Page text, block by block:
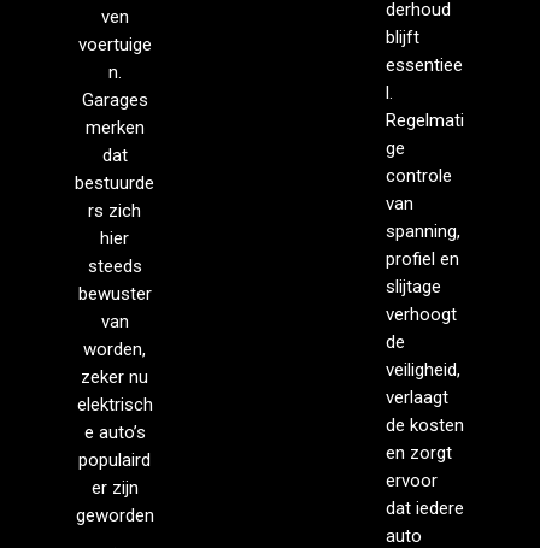
ven
voertuige
n.
Garages
merken
dat
bestuurde
rs zich
hier
steeds
bewuster
van
worden,
zeker nu
elektrisch
e auto’s
populaird
er zijn
geworden
derhoud
blijft
essentiee
l.
Regelmati
ge
controle
van
spanning,
profiel en
slijtage
verhoogt
de
veiligheid,
verlaagt
de kosten
en zorgt
ervoor
dat iedere
auto